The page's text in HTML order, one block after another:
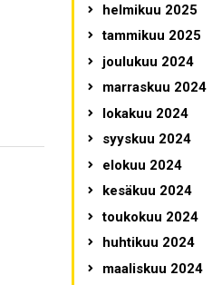
helmikuu 2025
tammikuu 2025
joulukuu 2024
marraskuu 2024
lokakuu 2024
syyskuu 2024
elokuu 2024
kesäkuu 2024
toukokuu 2024
huhtikuu 2024
maaliskuu 2024